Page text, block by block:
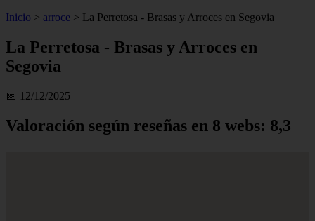
Inicio > arroce > La Perretosa - Brasas y Arroces en Segovia
La Perretosa - Brasas y Arroces en
Segovia
📅 12/12/2025
Valoración según reseñas en 8 webs: 8,3